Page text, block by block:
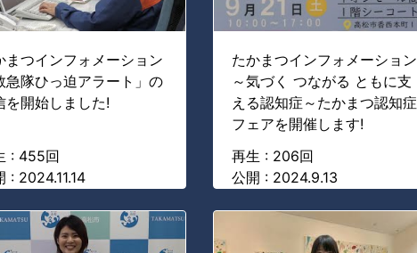
まつインフォメーション
急隊ひっ迫アラート」の
を開始しました!
: 455回
: 2024.11.14
たかまつインフォメーション
～気づく つながる ともに支
える認知症～たかまつ認知症
フェアを開催します!
再生 : 206回
公開 : 2024.9.13